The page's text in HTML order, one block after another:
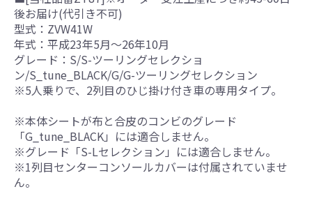
後お届け(代引き不可)
型式：ZVW41W
年式：平成23年5月～26年10月
グレード：S/S-ツーリングセレクショ
ン/S_tune_BLACK/G/G-ツーリングセレクション
※5人乗りで、2列目のひじ掛け付き車の専用タイプ。
※本体シートが布と合皮のコンビのグレード
「G_tune_BLACK」には適合しません。
※グレード「S-Lセレクション」には適合しません。
※1列目センターコンソールカバーは付属されていませ
ん。